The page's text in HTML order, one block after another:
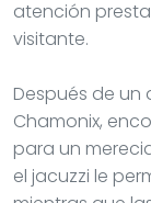
atención
visitante.
Después de un
Chamonix,
para un
el jacuzzi le